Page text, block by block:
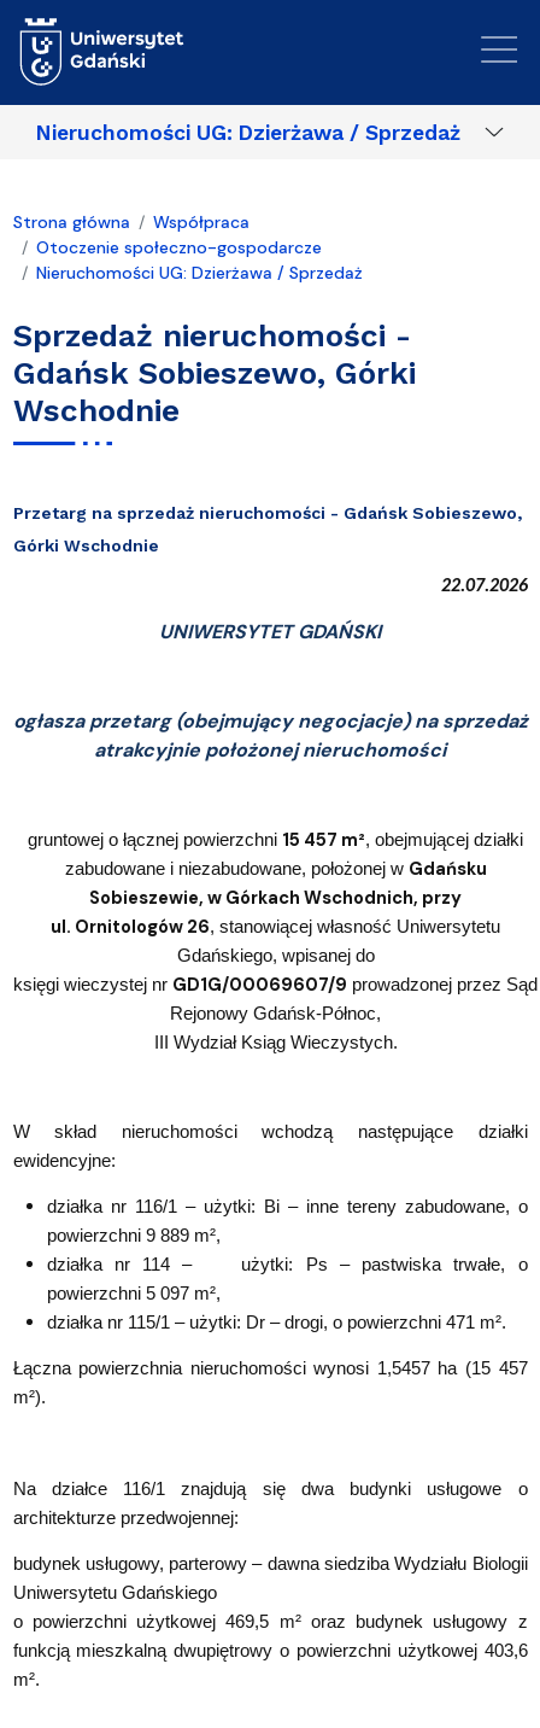
Nieruchomości UG: Dzierżawa / Sprzedaż
Strona główna
Współpraca
Otoczenie społeczno-gospodarcze
Nieruchomości UG: Dzierżawa / Sprzedaż
Sprzedaż nieruchomości -
Gdańsk Sobieszewo, Górki
Wschodnie
Przetarg na sprzedaż nieruchomości - Gdańsk Sobieszewo,
Górki Wschodnie
22.07.2026
UNIWERSYTET GDAŃSKI
ogłasza przetarg (obejmujący negocjacje) na sprzedaż
atrakcyjnie położonej nieruchomości
gruntowej o łącznej powierzchni 15 457 m², obejmującej działki
zabudowane i niezabudowane, położonej w Gdańsku
Sobieszewie, w Górkach Wschodnich, przy
ul. Ornitologów 26, stanowiącej własność Uniwersytetu
Gdańskiego, wpisanej do
księgi wieczystej nr GD1G/00069607/9 prowadzonej przez Sąd
Rejonowy Gdańsk-Północ,
III Wydział Ksiąg Wieczystych.
W skład nieruchomości wchodzą następujące działki
ewidencyjne:
działka nr 116/1 – użytki: Bi – inne tereny zabudowane, o
powierzchni 9 889 m²,
działka nr 114 – użytki: Ps – pastwiska trwałe, o
powierzchni 5 097 m²,
działka nr 115/1 – użytki: Dr – drogi, o powierzchni 471 m².
Łączna powierzchnia nieruchomości wynosi 1,5457 ha (15 457
m²).
Na działce 116/1 znajdują się dwa budynki usługowe o
architekturze przedwojennej:
budynek usługowy, parterowy – dawna siedziba Wydziału Biologii
Uniwersytetu Gdańskiego
o powierzchni użytkowej 469,5 m² oraz budynek usługowy z
funkcją mieszkalną dwupiętrowy o powierzchni użytkowej 403,6
m².